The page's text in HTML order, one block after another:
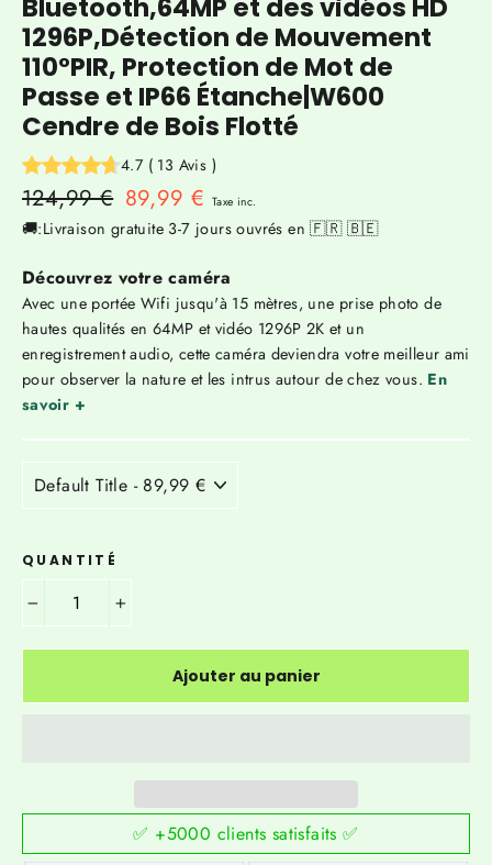
Bluetooth,64MP et des vidéos HD
1296P,Détection de Mouvement
110°PIR, Protection de Mot de
Passe et IP66 Étanche|W600
Cendre de Bois Flotté
4.7 ( 13 Avis )
Prix
régulier
124,99 € Prix
réduit
89,99 € Taxe inc.
🚚:Livraison gratuite 3-7 jours ouvrés en 🇫🇷 🇧🇪
Découvrez votre caméra
Avec une portée Wifi jusqu'à 15 mètres, une prise photo de
hautes qualités en 64MP et vidéo 1296P 2K et un
enregistrement audio, cette caméra deviendra votre meilleur ami
pour observer la nature et les intrus autour de chez vous. En
savoir +
QUANTITÉ
Ajouter au panier
✅ +5000 clients satisfaits ✅